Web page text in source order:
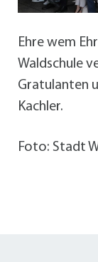
Ehre wem
Waldschule
Gratulanten
Kachler.
Foto: Stadt